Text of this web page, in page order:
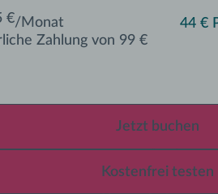
€/Monat
Zahlung von 99 €
44 €
buchen
Jetzt buchen
testen
Kostenfrei testen